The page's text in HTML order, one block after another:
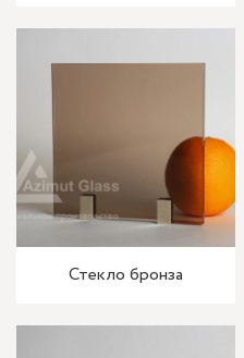
Стекло бронза